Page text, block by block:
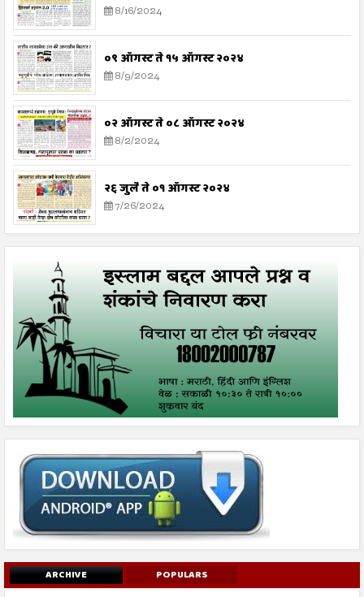
8/16/2024
०९ ऑगस्ट ते १५ ऑगस्ट २०२४
8/9/2024
०२ ऑगस्ट ते ०८ ऑगस्ट २०२४
8/2/2024
२६ जुलै ते ०१ ऑगस्ट २०२४
7/26/2024
ARCHIVE POPULARS